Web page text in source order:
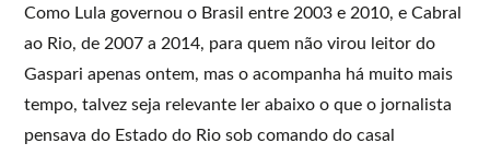
Como Lula governou o Brasil entre 2003 e 2010, e Cabral
ao Rio, de 2007 a 2014, para quem não virou leitor do
Gaspari apenas ontem, mas o acompanha há muito mais
tempo, talvez seja relevante ler abaixo o que o jornalista
pensava do Estado do Rio sob comando do casal